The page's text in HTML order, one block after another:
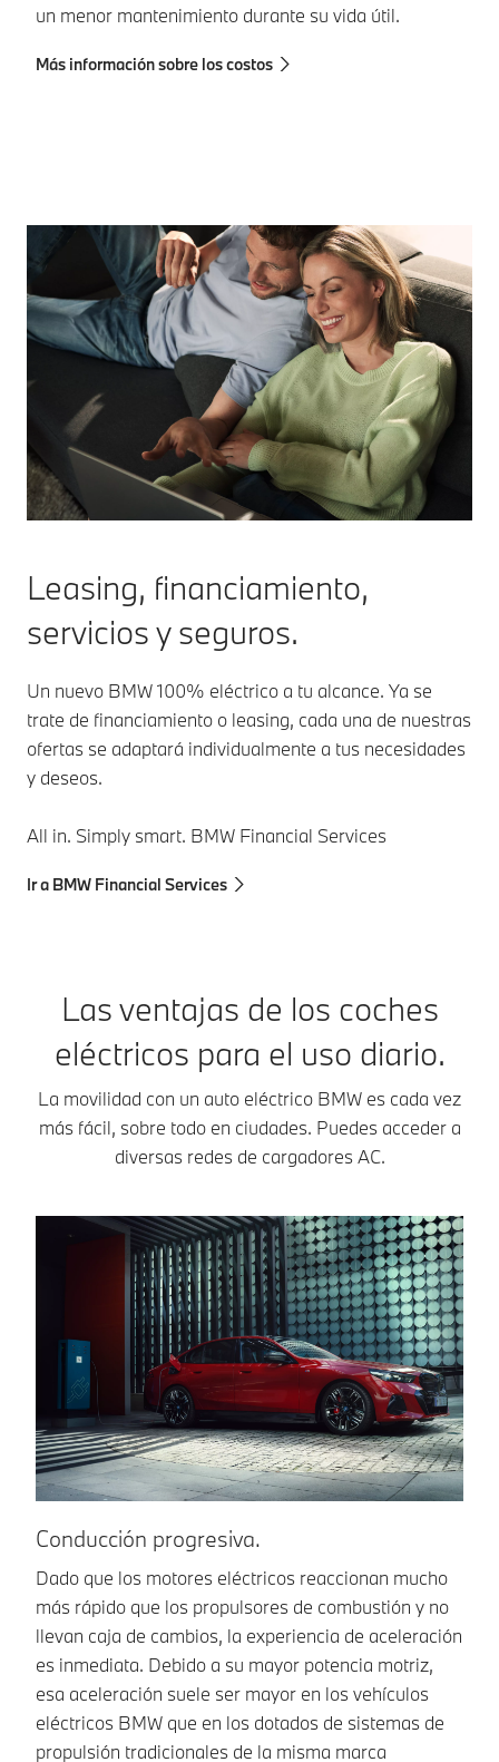
un menor mantenimiento durante su vida útil.
Más información sobre los costos
Leasing, financiamiento,
servicios y seguros.
Un nuevo BMW 100% eléctrico a tu alcance. Ya se
trate de financiamiento o leasing, cada una de nuestras
ofertas se adaptará individualmente a tus necesidades
y deseos.
All in. Simply smart. BMW Financial Services
Ir a BMW Financial Services
Las ventajas de los coches
eléctricos para el uso diario.
La movilidad con un auto eléctrico BMW es cada vez
más fácil, sobre todo en ciudades. Puedes acceder a
diversas redes de cargadores AC.
Conducción progresiva.
Dado que los motores eléctricos reaccionan mucho
más rápido que los propulsores de combustión y no
llevan caja de cambios, la experiencia de aceleración
es inmediata. Debido a su mayor potencia motriz,
esa aceleración suele ser mayor en los vehículos
eléctricos BMW que en los dotados de sistemas de
propulsión tradicionales de la misma marca